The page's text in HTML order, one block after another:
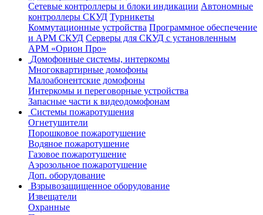
Сетевые контроллеры и блоки индикации Автономные
контроллеры СКУД Турникеты
Коммутационные устройства Программное обеспечение
и АРМ СКУД Серверы для СКУД с установленным
АРМ «Орион Про»
Домофонные системы, интеркомы
Многоквартирные домофоны
Малоабонентские домофоны
Интеркомы и переговорные устройства
Запасные части к видеодомофонам
Системы пожаротушения
Огнетушители
Порошковое пожаротушение
Водяное пожаротушение
Газовое пожаротушение
Аэрозольное пожаротушение
Доп. оборудование
Взрывозащищенное оборудование
Извещатели
Охранные